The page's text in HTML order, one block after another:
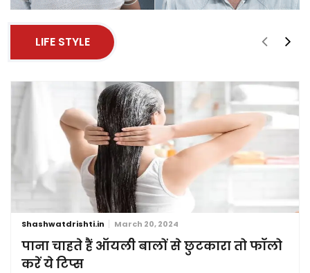
LIFE STYLE
Shashwatdrishti.in March 20, 2024
पाना चाहते हैं ऑयली बालों से छुटकारा तो फॉलो
करें ये टिप्स